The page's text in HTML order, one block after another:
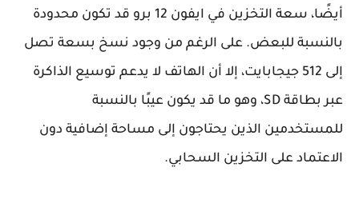
أيضًا، سعة التخزين في ايفون 12 برو قد تكون محدودة
بالنسبة للبعض. على الرغم من وجود نسخ بسعة تصل
إلى 512 جيجابايت، إلا أن الهاتف لا يدعم توسيع الذاكرة
عبر بطاقة SD، وهو ما قد يكون عيبًا بالنسبة
للمستخدمين الذين يحتاجون إلى مساحة إضافية دون
الاعتماد على التخزين السحابي.